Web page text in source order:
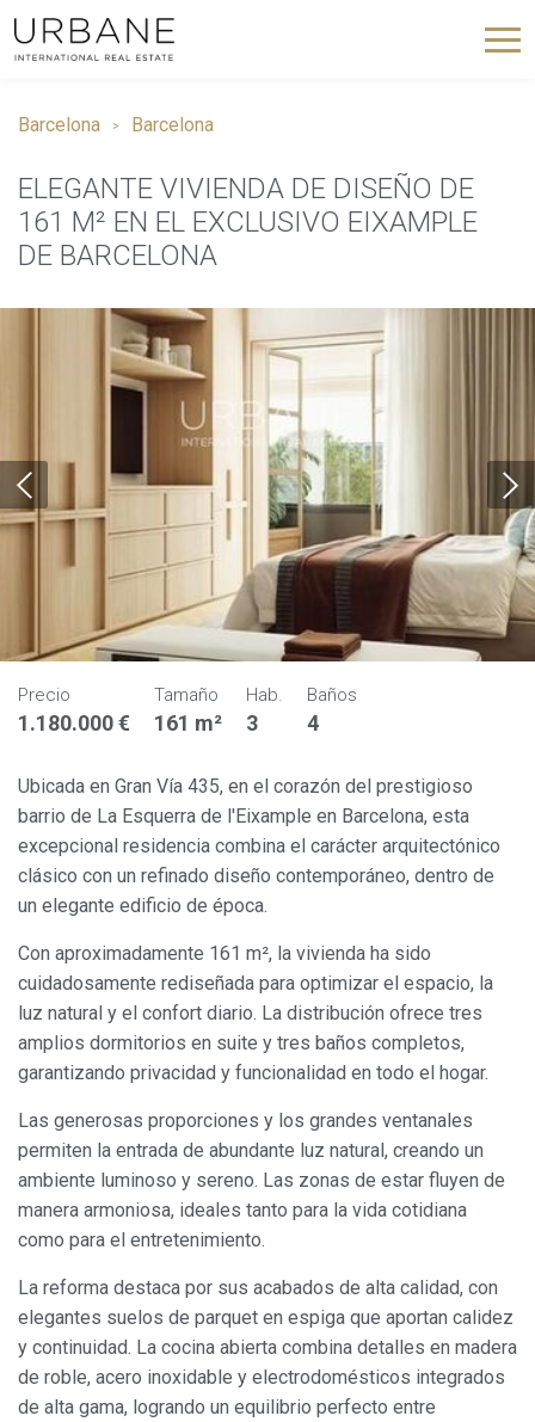
Barcelona Barcelona
ELEGANTE VIVIENDA DE DISEÑO DE
161 M² EN EL EXCLUSIVO EIXAMPLE
DE BARCELONA
Precio
1.180.000 €
Tamaño
161 m²
Hab.
3
Baños
4
Ubicada en Gran Vía 435, en el corazón del prestigioso
barrio de La Esquerra de l'Eixample en Barcelona, esta
excepcional residencia combina el carácter arquitectónico
clásico con un refinado diseño contemporáneo, dentro de
un elegante edificio de época.
Con aproximadamente 161 m², la vivienda ha sido
cuidadosamente rediseñada para optimizar el espacio, la
luz natural y el confort diario. La distribución ofrece tres
amplios dormitorios en suite y tres baños completos,
garantizando privacidad y funcionalidad en todo el hogar.
Las generosas proporciones y los grandes ventanales
permiten la entrada de abundante luz natural, creando un
ambiente luminoso y sereno. Las zonas de estar fluyen de
manera armoniosa, ideales tanto para la vida cotidiana
como para el entretenimiento.
La reforma destaca por sus acabados de alta calidad, con
elegantes suelos de parquet en espiga que aportan calidez
y continuidad. La cocina abierta combina detalles en madera
de roble, acero inoxidable y electrodomésticos integrados
de alta gama, logrando un equilibrio perfecto entre